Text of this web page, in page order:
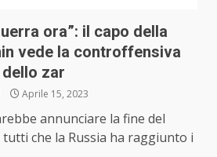
ora”: il capo della
vede la controffensiva
zar
Aprile 15, 2023
annunciare la fine del
che la Russia ha raggiunto i